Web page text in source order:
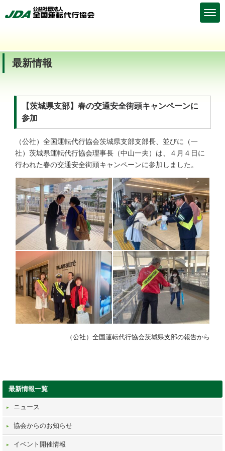
最新情報
【茨城県支部】春の交通安全街頭キャンペーンに
参加
（公社）全国運転代行協会茨城県支部支部長、並びに（一
社）茨城県運転代行協会理事長（中山一夫）は、４月４日に
行われた春の交通安全街頭キャンペーンに参加しました。
（公社）全国運転代行協会茨城県支部の報告から
最新情報一覧
ニュース
協会からのお知らせ
イベント開催情報